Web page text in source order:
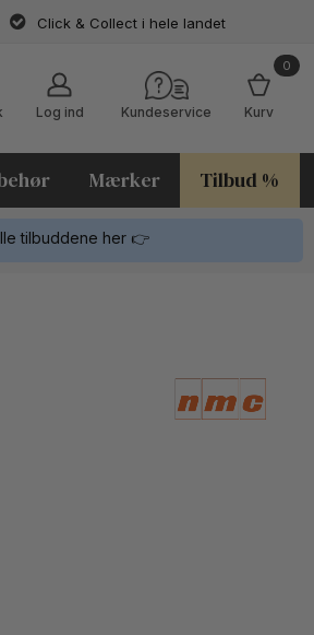
Click & Collect i hele landet
Log ind Kundeservice
0
Kurv
Mærker Tilbud %
tilbuddene her 👉